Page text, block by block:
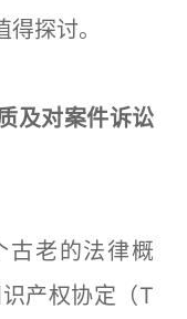
探讨。
及对案件诉讼
老的法律概
产权协定（T